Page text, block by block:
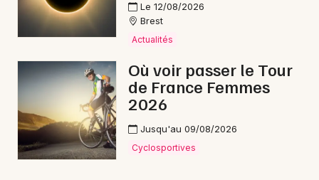
Rap dans le Finistère
Newsletter des sorties
Le 12/08/2026
Brest
Actualités
Où voir passer le Tour
de France Femmes
2026
Jusqu'au 09/08/2026
Cyclosportives